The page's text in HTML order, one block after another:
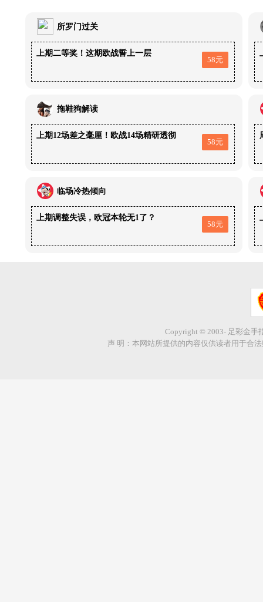
所罗门过关
上期二等奖！这期欧战誓上一层
58元
拖鞋狗解读
上期12场差之毫厘！欧战14场精研透彻
58元
临场冷热倾向
上期调整失误，欧冠本轮无1了？
58元
Copyright © 2003- 足彩金手
声 明：本网站所提供的内容仅供读者用于合